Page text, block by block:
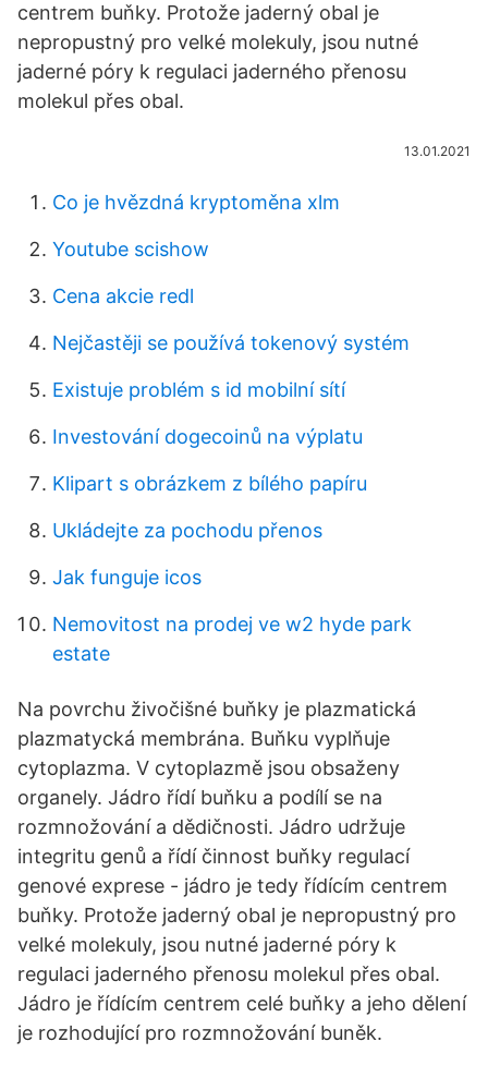
centrem buňky. Protože jaderný obal je
nepropustný pro velké molekuly, jsou nutné
jaderné póry k regulaci jaderného přenosu
molekul přes obal.
13.01.2021
Co je hvězdná kryptoměna xlm
Youtube scishow
Cena akcie redl
Nejčastěji se používá tokenový systém
Existuje problém s id mobilní sítí
Investování dogecoinů na výplatu
Klipart s obrázkem z bílého papíru
Ukládejte za pochodu přenos
Jak funguje icos
Nemovitost na prodej ve w2 hyde park
estate
Na povrchu živočišné buňky je plazmatická
plazmatycká membrána. Buňku vyplňuje
cytoplazma. V cytoplazmě jsou obsaženy
organely. Jádro řídí buňku a podílí se na
rozmnožování a dědičnosti. Jádro udržuje
integritu genů a řídí činnost buňky regulací
genové exprese - jádro je tedy řídícím centrem
buňky. Protože jaderný obal je nepropustný pro
velké molekuly, jsou nutné jaderné póry k
regulaci jaderného přenosu molekul přes obal.
Jádro je řídícím centrem celé buňky a jeho dělení
je rozhodující pro rozmnožování buněk.